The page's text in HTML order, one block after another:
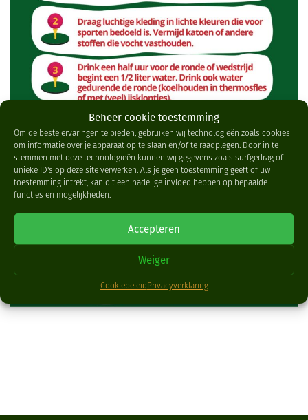
Beheer cookie toestemming
Om de beste ervaringen te bieden, gebruiken wij technologieën zoals cookies
om informatie over je apparaat op te slaan en/of te raadplegen. Door in te
stemmen met deze technologieën kunnen wij gegevens zoals surfgedrag of
unieke ID's op deze site verwerken. Als je geen toestemming geeft of uw
toestemming intrekt, kan dit een nadelige invloed hebben op bepaalde
functies en mogelijkheden.
Accepteren
Weiger
CookiebeleidPrivacyverklaring